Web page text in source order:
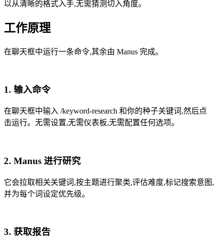
以从清晰的格式入手,无需猜测切入角度。
工作原理
在聊天框中运行一条命令,其余由 Manus 完成。
1. 输入命令
在聊天框中输入 /keyword-research 和你的种子关键词,然后点
击运行。无需设置,无需仪表板,无需配置任何选项。
2. Manus 进行研究
它会拉取相关关键词,按主题进行聚类,评估难度,标记搜索意图,
并为每个词设定优先级。
3. 获取报告